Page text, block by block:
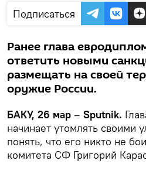
Подписаться
Ранее глава
ответить новыми
размещать на своей
оружие России.
БАКУ, 26 мар – Sputnik.
начинает утомлять своими
понять, что его никто не
комитета СФ Григорий